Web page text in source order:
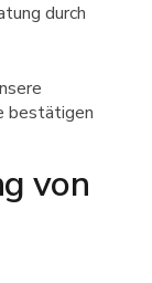
durch
bestätigen
von